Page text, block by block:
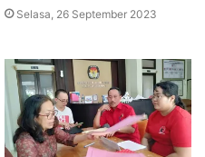
Selasa, 26 September 2023